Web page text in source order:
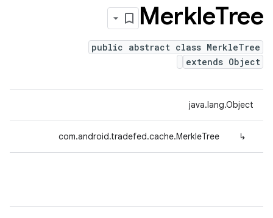
MerkleTree
public abstract class MerkleTree
extends Object
java.lang.Object
↳
com.android.tradefed.cache.MerkleTree